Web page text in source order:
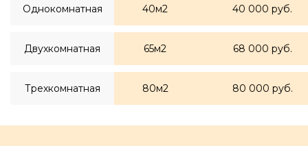
Однокомнатная 40м2 40 000 руб.
Двухкомнатная 65м2 68 000 руб.
Трехкомнатная 80м2 80 000 руб.